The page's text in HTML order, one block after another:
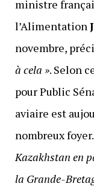
ministre
l’Alimentation
novembre,
à cela ». Selon
pour Public
aviaire est
nombreux foyer.
Kazakhstan en
la Grande-